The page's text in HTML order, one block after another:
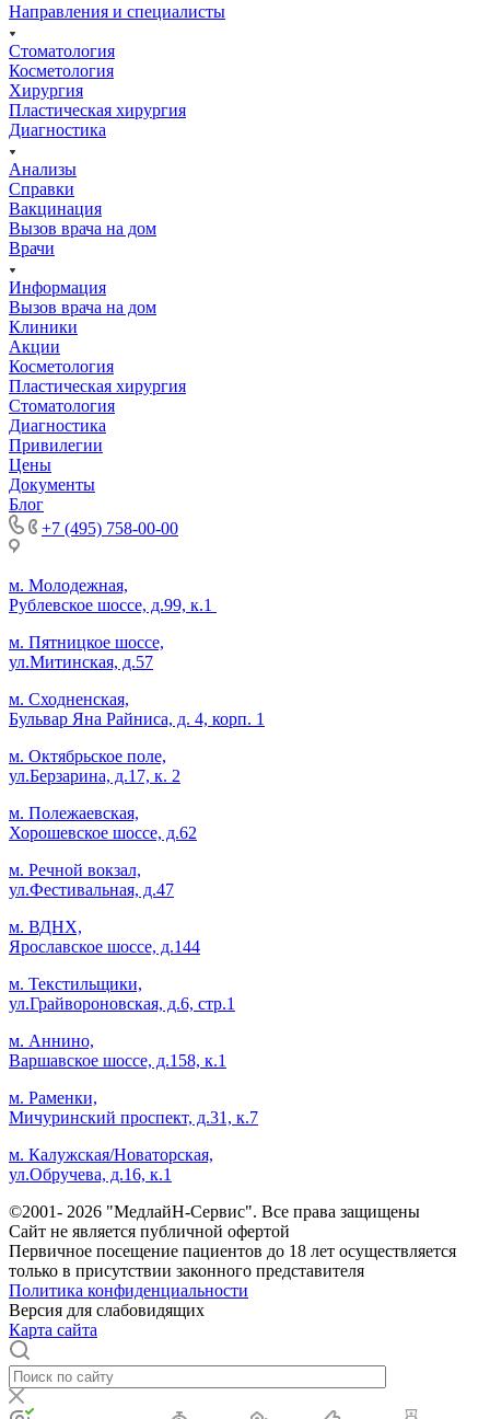
Направления и специалисты
Стоматология
Косметология
Хирургия
Пластическая хирургия
Диагностика
Анализы
Справки
Вакцинация
Вызов врача на дом
Врачи
Информация
Вызов врача на дом
Клиники
Акции
Косметология
Пластическая хирургия
Стоматология
Диагностика
Привилегии
Цены
Документы
Блог
+7 (495) 758-00-00
м. Молодежная,
Рублевское шоссе, д.99, к.1
м. Пятницкое шоссе,
ул.Митинская, д.57
м. Сходненская,
Бульвар Яна Райниса, д. 4, корп. 1
м. Октябрьское поле,
ул.Берзарина, д.17, к. 2
м. Полежаевская,
Хорошевское шоссе, д.62
м. Речной вокзал,
ул.Фестивальная, д.47
м. ВДНХ,
Ярославское шоссе, д.144
м. Текстильщики,
ул.Грайвороновская, д.6, стр.1
м. Аннино,
Варшавское шоссе, д.158, к.1
м. Раменки,
Мичуринский проспект, д.31, к.7
м. Калужская/Новаторская,
ул.Обручева, д.16, к.1
©2001- 2026 "МедлайН-Сервис". Все права защищены
Сайт не является публичной офертой
Первичное посещение пациентов до 18 лет осуществляется
только в присутствии законного представителя
Политика конфиденциальности
Версия для слабовидящих
Карта сайта